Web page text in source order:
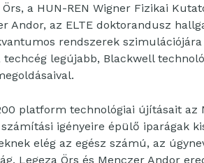
a HUN-REN Wigner Fizikai
Andor, az ELTE doktorandusz
rendszerek
legújabb, Blackwell
platform technológiai újításait az
igényeire épülő iparágak
elég az egész számú, az
Legeza Örs és Menczer Andor